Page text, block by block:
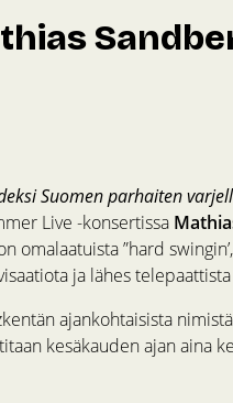
Suomen parhaiten
Live -konsertissa
omalaatuista ”hard
ja lähes
ajankohtaisista
kesäkauden ajan aina